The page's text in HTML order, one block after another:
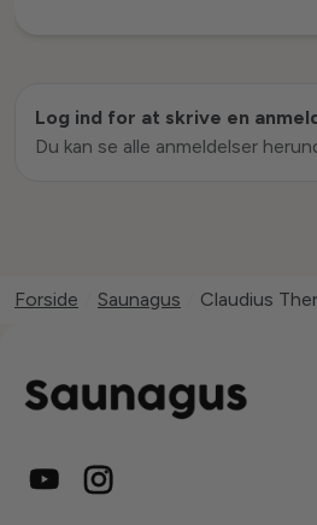
Log ind for at skrive en
Du kan se alle anmeldelser
Forside Saunagus Claudius